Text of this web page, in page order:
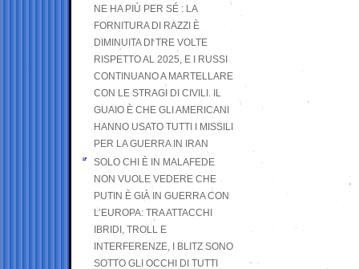
NE HA PIÙ PER SÉ : LA
FORNITURA DI RAZZI È
DIMINUITA DI TRE VOLTE
RISPETTO AL 2025, E I RUSSI
CONTINUANO A MARTELLARE
CON LE STRAGI DI CIVILI. IL
GUAIO È CHE GLI AMERICANI
HANNO USATO TUTTI I MISSILI
PER LA GUERRA IN IRAN
SOLO CHI È IN MALAFEDE
NON VUOLE VEDERE CHE
PUTIN È GIÀ IN GUERRA CON
L’EUROPA: TRA ATTACCHI
IBRIDI, TROLL E
INTERFERENZE, I BLITZ SONO
SOTTO GLI OCCHI DI TUTTI